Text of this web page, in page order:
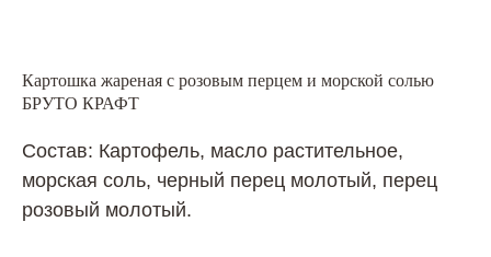
Картошка жареная с розовым перцем и морской солью
БРУТО КРАФТ
Состав: Картофель, масло растительное,
морская соль, черный перец молотый, перец
розовый молотый.